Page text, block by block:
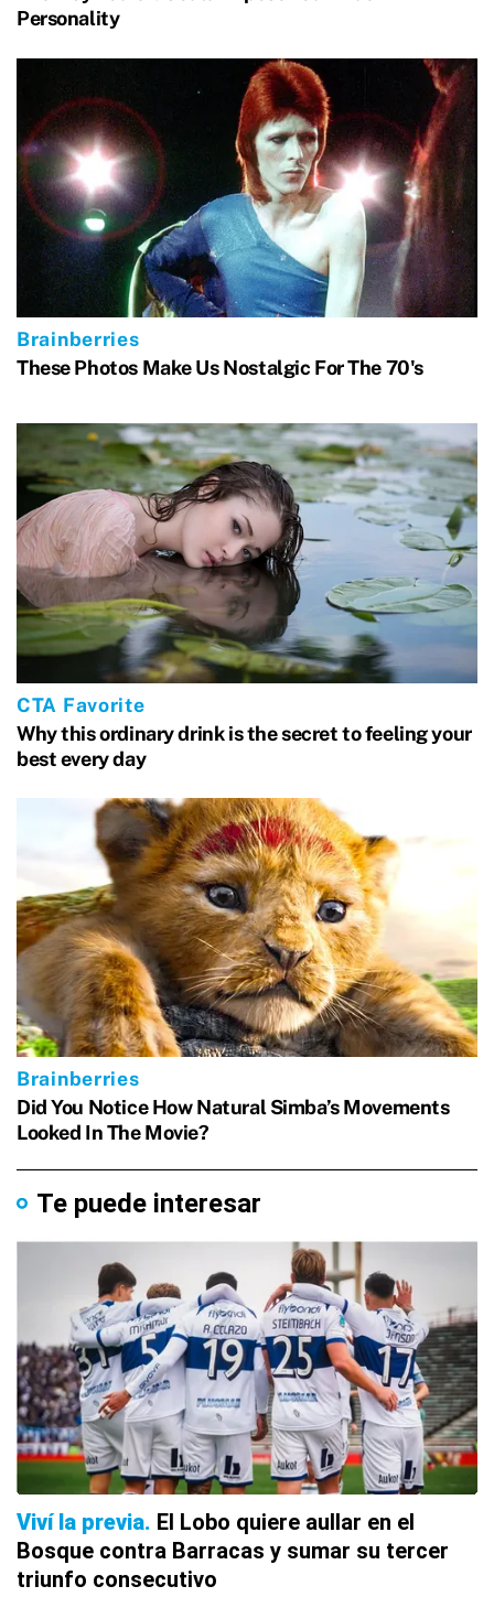
Te puede interesar
Viví la previa El Lobo quiere aullar en el
Bosque contra Barracas y sumar su tercer
triunfo consecutivo